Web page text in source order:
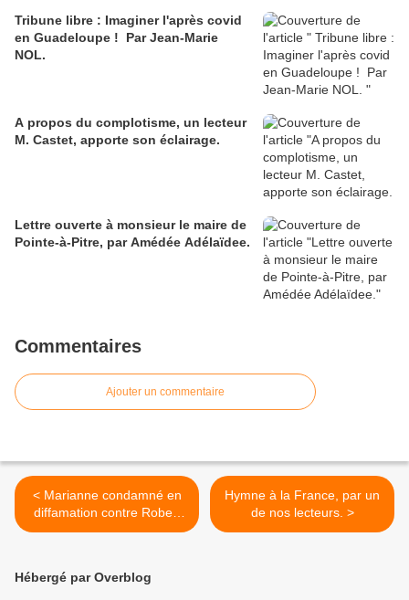
Tribune libre : Imaginer l'après covid
en Guadeloupe ! Par Jean-Marie
NOL.
A propos du complotisme, un lecteur
M. Castet, apporte son éclairage.
Lettre ouverte à monsieur le maire de
Pointe-à-Pitre, par Amédée Adélaïdee.
Commentaires
Ajouter un commentaire
< Marianne condamné en
diffamation contre Robert
Ménard : un coup pour la
Hymne à la France, par un
de nos lecteurs. >
Hébergé par Overblog